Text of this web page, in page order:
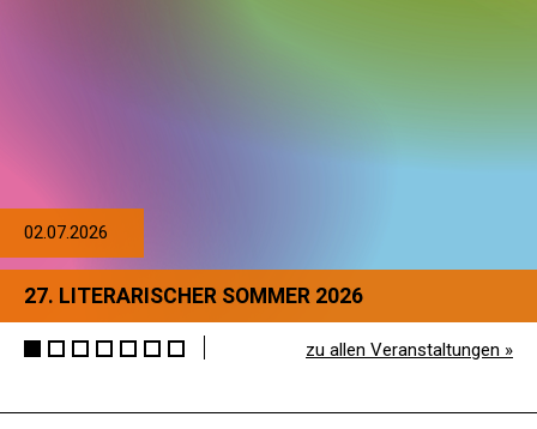
02.07.2026
27. LITERARISCHER SOMMER 2026
zu allen Veranstaltungen »